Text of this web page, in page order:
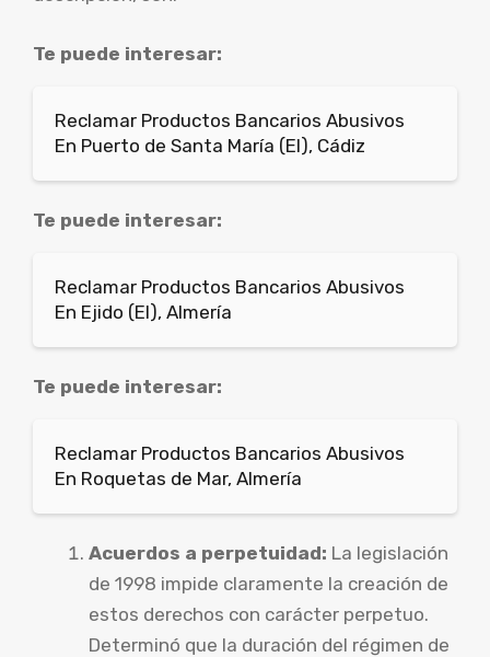
Te puede interesar:
Reclamar Productos Bancarios Abusivos
En Puerto de Santa María (El), Cádiz
Te puede interesar:
Reclamar Productos Bancarios Abusivos
En Ejido (El), Almería
Te puede interesar:
Reclamar Productos Bancarios Abusivos
En Roquetas de Mar, Almería
Acuerdos a perpetuidad: La legislación
de 1998 impide claramente la creación de
estos derechos con carácter perpetuo.
Determinó que la duración del régimen de